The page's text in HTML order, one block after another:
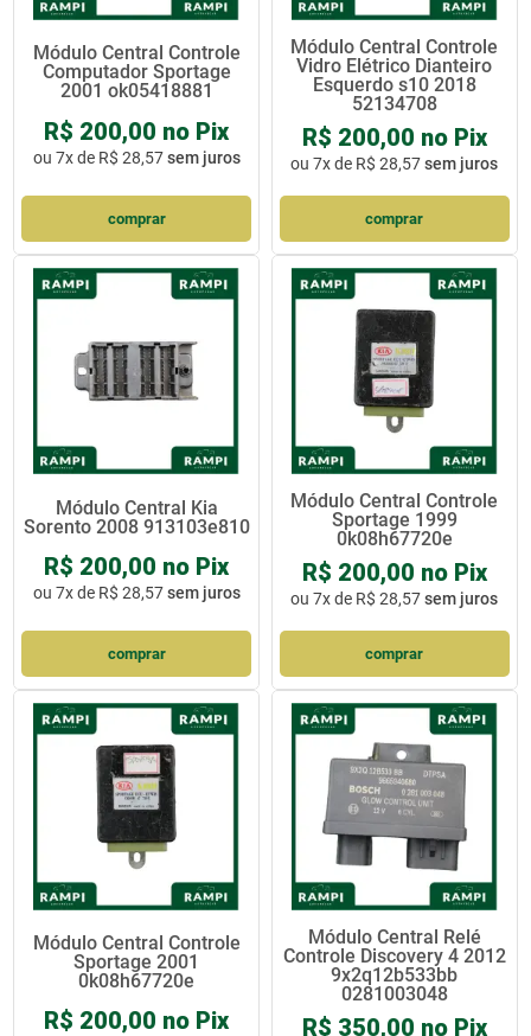
Módulo Central Controle
Computador Sportage
2001 ok05418881
R$ 200,00 no Pix
ou 7x de R$ 28,57sem juros
comprar
Módulo Central Controle
Vidro Elétrico Dianteiro
Esquerdo s10 2018
52134708
R$ 200,00 no Pix
ou7x de R$ 28,57sem juros
comprar
Módulo Central Kia
Sorento 2008 913103e810
R$ 200,00 no Pix
ou 7x de R$ 28,57sem juros
comprar
Módulo Central Controle
Sportage 1999
0k08h67720e
R$ 200,00 no Pix
ou7x de R$ 28,57sem juros
comprar
Módulo Central Controle
Sportage 2001
0k08h67720e
R$ 200,00 no Pix
Módulo Central Relé
Controle Discovery 4 2012
9x2q12b533bb
0281003048
R$ 350,00 no Pix